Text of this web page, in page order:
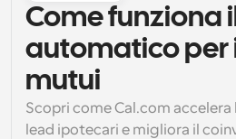
Programmazione
supportate
Flussi di lavoro
Automatizzare la
Blog
Rimani aggiornato con le
Come funziona
automatico per
mutui
Scopri come Cal.com
lead ipotecari e migliora il